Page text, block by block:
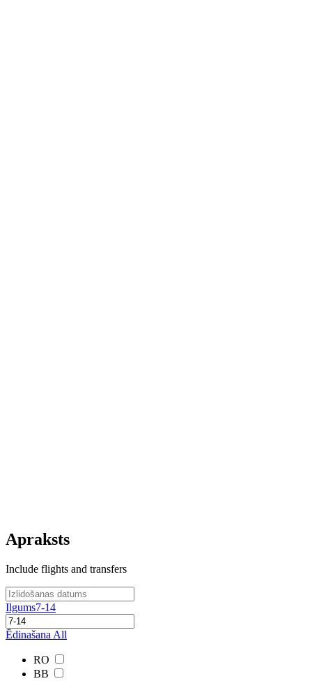
Apraksts
Include flights and transfers
Ilgums7-14
Ēdinašana All
RO
BB